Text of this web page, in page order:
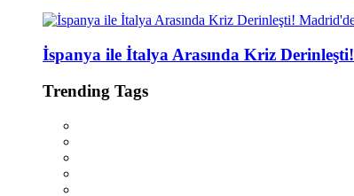
İspanya ile İtalya Arasında Kriz
Trending Tags